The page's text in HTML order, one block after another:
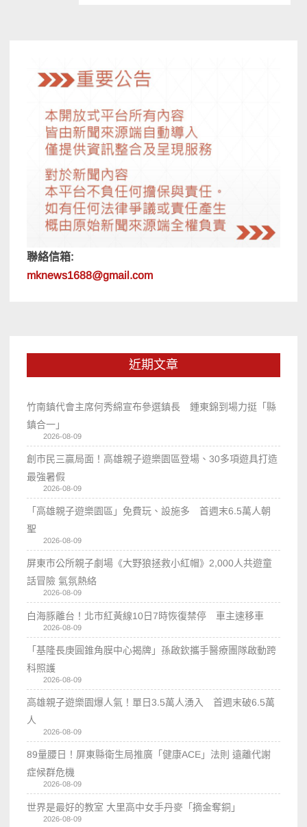
聯絡信箱:
mknews1688@gmail.com
近期文章
竹南鎮代會主席何秀綿宣布參選鎮長 鍾東錦到場力挺「縣
鎮合一」
2026-08-09
創市民三贏局面！高雄親子遊樂園區登場、30多項遊具打造
最強暑假
2026-08-09
「高雄親子遊樂園區」免費玩、設施多 首週末6.5萬人朝
聖
2026-08-09
屏東市公所親子劇場《大野狼拯救小紅帽》2,000人共遊童
話冒險 氣氛熱絡
2026-08-09
白海豚離台！北市紅黃線10日7時恢復禁停 車主速移車
2026-08-09
「基隆長庚圓錐角膜中心揭牌」孫啟欽攜手醫療團隊啟動跨
科照護
2026-08-09
高雄親子遊樂園爆人氣！單日3.5萬人湧入 首週末破6.5萬
人
2026-08-09
89量腰日！屏東縣衛生局推廣「健康ACE」法則 遠離代謝
症候群危機
2026-08-09
世界是最好的教室 大里高中女手丹麥「摘金奪銅」
2026-08-09